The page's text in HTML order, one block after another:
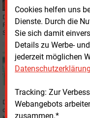
Cookies helfen uns
Dienste. Durch die
Sie sich damit
Details zu Werbe-
jederzeit möglichen
Datenschutzerklärung
Tracking: Zur
Webangebots
zusammen.*
Die Firma Sonnen bietet einen
Photovoltaikanlagen, deren
Strom weiter gegen Entgelt
E&M
Der Batteriespeicher-
der sich Heimspeicher und